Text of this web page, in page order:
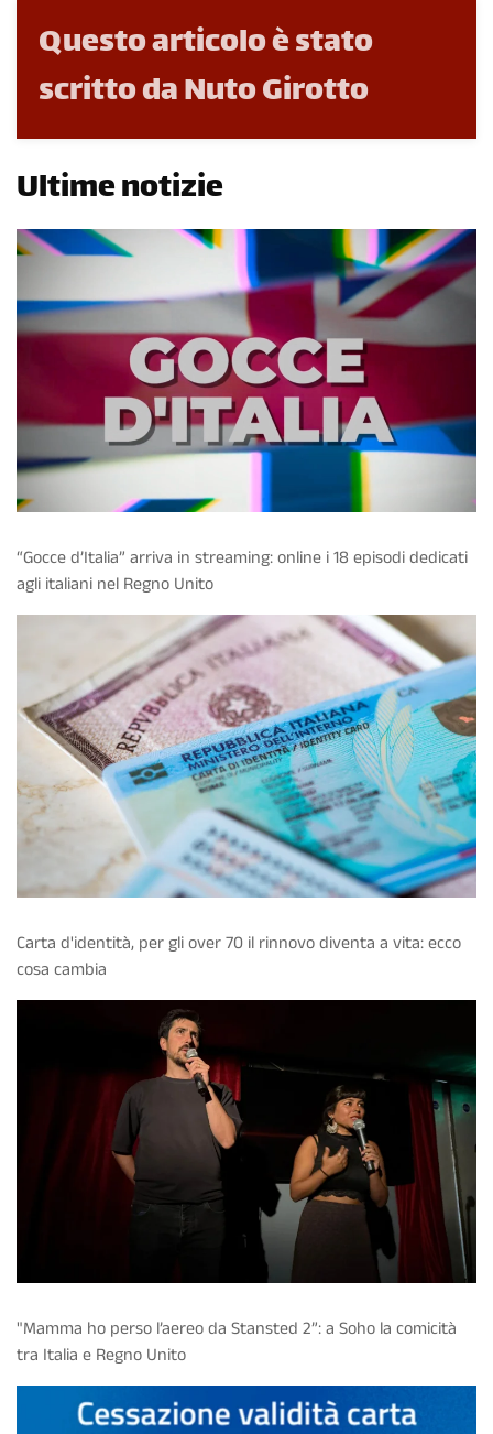
Questo articolo è stato
scritto da Nuto Girotto
Ultime notizie
“Gocce d’Italia” arriva in streaming: online i 18 episodi dedicati
agli italiani nel Regno Unito
Carta d'identità, per gli over 70 il rinnovo diventa a vita: ecco
cosa cambia
"Mamma ho perso l’aereo da Stansted 2”: a Soho la comicità
tra Italia e Regno Unito